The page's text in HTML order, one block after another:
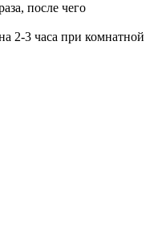
после чего
2-3 часа при комнатной